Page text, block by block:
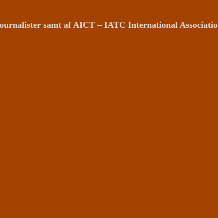
samt af AICT – IATC International